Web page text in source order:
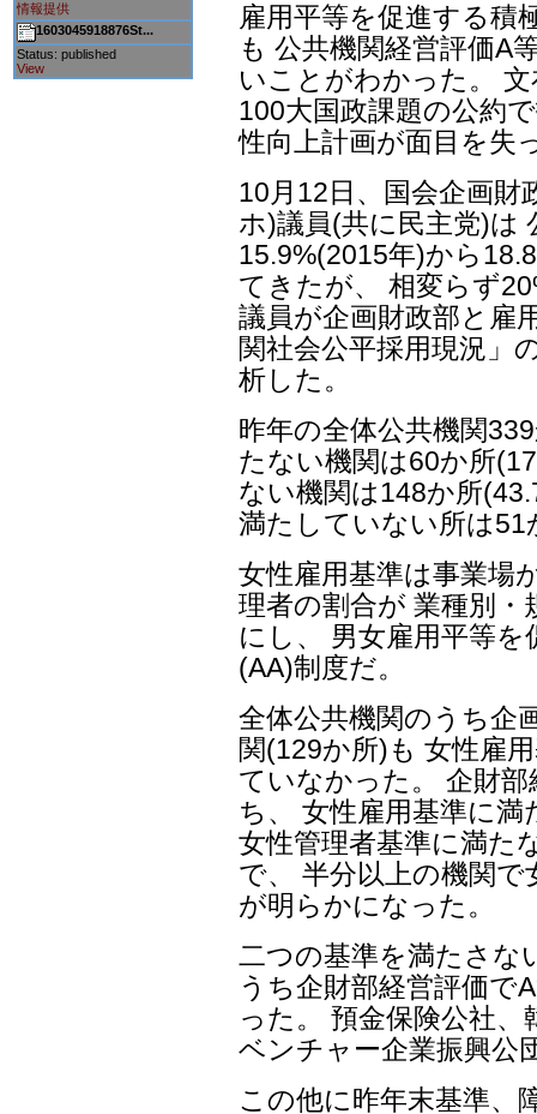
情報提供
1603045918876St...
Status: published
View
雇用平等を促進する積
も 公共機関経営評価A
いことがわかった。
100大国政課題の公約
性向上計画が面目を失
10月12日、国会企画
ホ)議員(共に民主党)は
15.9%(2015年)から
てきたが、 相変らず
議員が企画財政部と雇
関社会公平採用現況」
析した。
昨年の全体公共機関
たない機関は60か所
ない機関は148か所
満たしていない所は51
女性雇用基準は事業場
理者の割合が 業種別
にし、 男女雇用平等
(AA)制度だ。
全体公共機関のうち企
関(129か所)も 女性雇
ていなかった。 企財
ち、 女性雇用基準に
女性管理者基準に満た
で、 半分以上の機関
が明らかになった。
二つの基準を満たさな
うち企財部経営評価で
った。 預金保険公社
ベンチャー企業振興公
この他に昨年末基準、